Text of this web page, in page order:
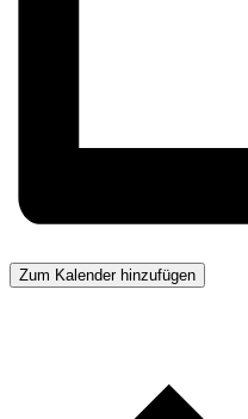
Zum Kalender hinzufügen